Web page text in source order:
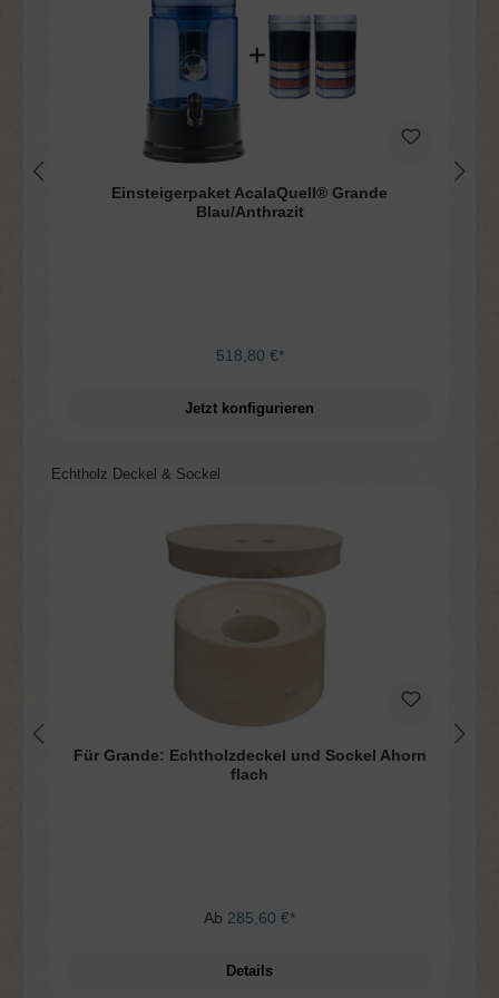
Einsteigerpaket AcalaQuell® Grande
Blau/Anthrazit
518,80 €*
Jetzt konfigurieren
Produktgalerie überspringen
Echtholz Deckel & Sockel
Für Grande: Echtholzdeckel und Sockel Ahorn
flach
Ab 285,60 €*
Details